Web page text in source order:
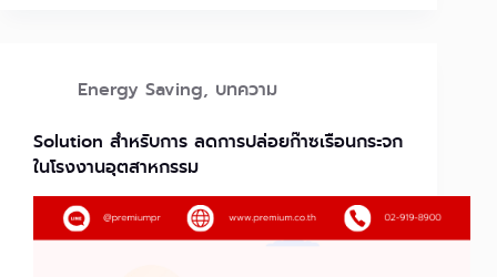
Energy Saving, บทความ
Solution สำหรับการ ลดการปล่อยก๊าซเรือนกระจก
ในโรงงานอุตสาหกรรม